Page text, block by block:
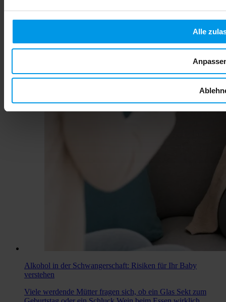
Alle
Alkohol in der Schwangerschaft: Risiken für Ihr Baby
verstehen
Viele werdende Mütter fragen sich, ob ein Glas Sekt zum